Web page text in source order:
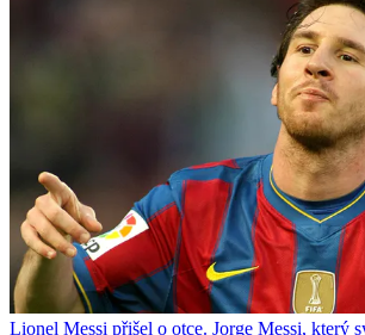
Lionel Messi přišel o otce. Jorge Messi, který